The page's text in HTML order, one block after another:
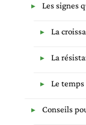
Les signes
La
La
Le temps
Conseils